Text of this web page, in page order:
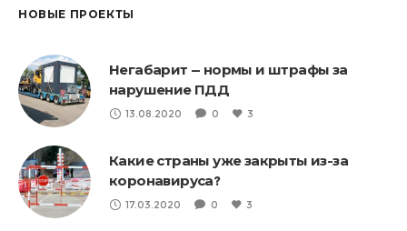
НОВЫЕ ПРОЕКТЫ
Негабарит — нормы и штрафы за
нарушение ПДД
13.08.2020 0 3
Какие страны уже закрыты из-за
коронавируса?
17.03.2020 0 3